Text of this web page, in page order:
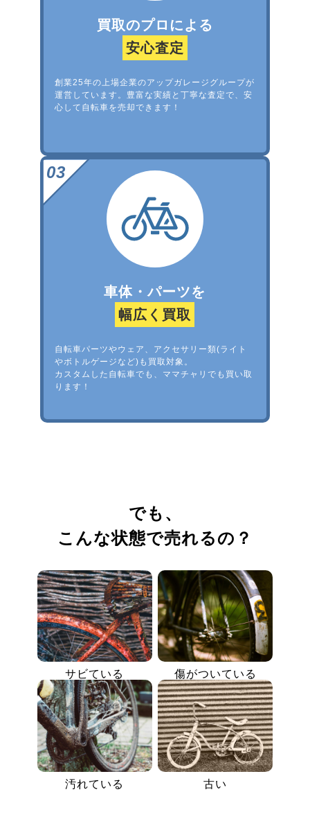
買取のプロによる
安心査定
創業25年の上場企業のアップガレージグループが
運営しています。豊富な実績と丁寧な査定で、安
心して自転車を売却できます！
車体・パーツを
幅広く買取
自転車パーツやウェア、アクセサリー類(ライト
やボトルゲージなど)も買取対象。
カスタムした自転車でも、ママチャリでも買い取
ります！
でも、
こんな状態で売れるの？
サビている 傷がついている
汚れている 古い